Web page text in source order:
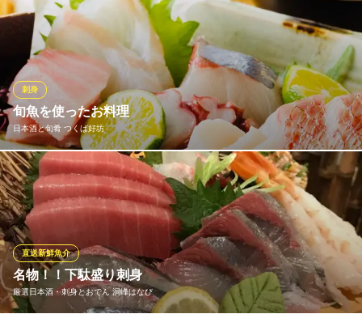
茨城県つくば市吾妻1-6-1 トナリエつくばスクエアQ't3F
旬な魚介類を毎日市場から仕入れています♪ 鮮度抜群な料理を是
非！！
やまとや酒場 惣吉 つくば研究学園店
研究学園海鮮焼鳥居酒屋
つくばエクスプレス研究学園駅 徒歩4分
茨城県つくば市研究学園5-15-8
旬魚を使ったお料理
日本酒と旬肴 つくば好坊
刺身
料理長が直接市場で仕入た新鮮な食材をご用意しています！
日本酒と旬肴 つくば好坊
つくばエクスプレス研究学園駅 徒歩1分
茨城県つくば市研究学園5-8-3 アルファビル1F
名物！！下駄盛り刺身
厳選日本酒・刺身とおでん 洞峰はなび
直送新鮮魚介